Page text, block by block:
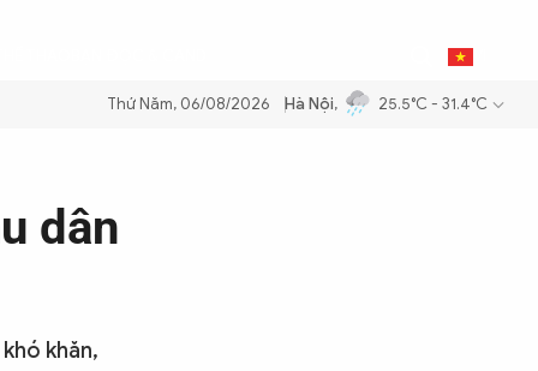
an ninh năng lượng quốc gia Thực hiện Nghị quyết Đại hội XIV
Thứ Năm, 06/08/2026 Hà Nội, 25.5°C - 31.4°C
dân
khăn,